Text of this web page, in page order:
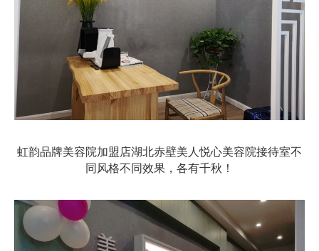
虹韵品牌美容院加盟店湖北赤壁美人悦心美容院接待室不
同风格不同效果，各有千秋！